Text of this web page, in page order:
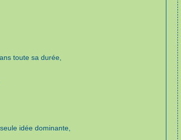
toute sa durée,
idée dominante,